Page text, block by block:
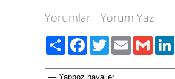
Yorumlar - Yorum Yaz
PaylaşFacebook
TwitterEmailGmail